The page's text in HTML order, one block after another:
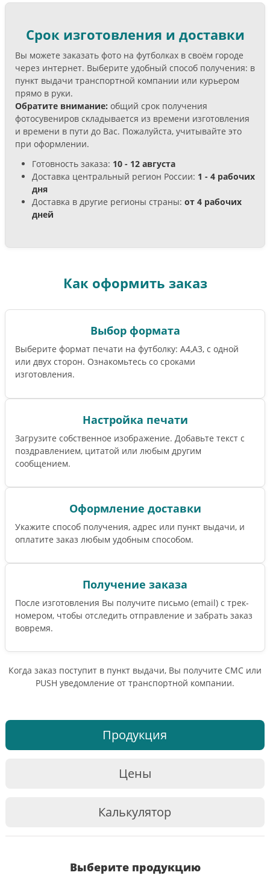
Срок изготовления и доставки
Вы можете заказать фото на футболках в своём городе
через интернет. Выберите удобный способ получения: в
пункт выдачи транспортной компании или курьером
прямо в руки.
Обратите внимание: общий срок получения
фотосувениров складывается из времени изготовления
и времени в пути до Вас. Пожалуйста, учитывайте это
при оформлении.
Готовность заказа: 10 - 12 августа
Доставка центральный регион России: 1 - 4 рабочих
дня
Доставка в другие регионы страны: от 4 рабочих
дней
Как оформить заказ
Выбор формата
Выберите формат печати на футболку: А4,А3, с одной
или двух сторон. Ознакомьтесь со сроками
изготовления.
Настройка печати
Загрузите собственное изображение. Добавьте текст с
поздравлением, цитатой или любым другим
сообщением.
Оформление доставки
Укажите способ получения, адрес или пункт выдачи, и
оплатите заказ любым удобным способом.
Получение заказа
После изготовления Вы получите письмо (email) c трек-
номером, чтобы отследить отправление и забрать заказ
вовремя.
Когда заказ поступит в пункт выдачи, Вы получите СМС или
PUSH уведомление от транспортной компании.
Продукция
Цены
Калькулятор
Выберите продукцию